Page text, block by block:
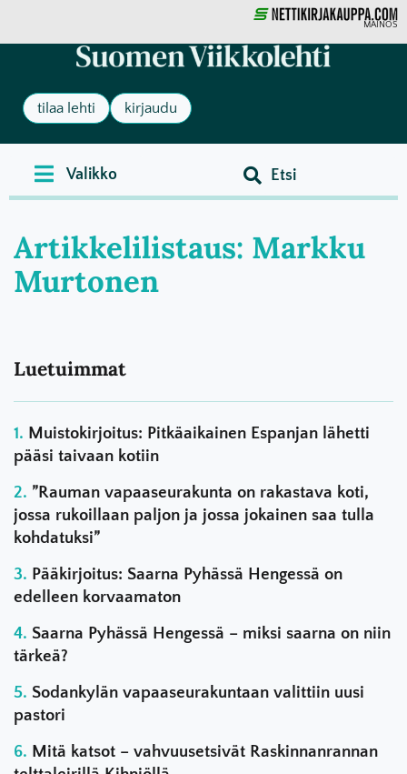
MAINOS
tilaa lehti kirjaudu
Artikkelilistaus: Markku
Murtonen
Luetuimmat
Muistokirjoitus: Pitkäaikainen Espanjan lähetti
pääsi taivaan kotiin
”Rauman vapaaseurakunta on rakastava koti,
jossa rukoillaan paljon ja jossa jokainen saa tulla
kohdatuksi”
Pääkirjoitus: Saarna Pyhässä Hengessä on
edelleen korvaamaton
Saarna Pyhässä Hengessä – miksi saarna on niin
tärkeä?
Sodankylän vapaaseurakuntaan valittiin uusi
pastori
Mitä katsot – vahvuusetsivät Raskinnanrannan